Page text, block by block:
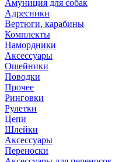
Амуниция для собак
Адресники
Вертюги, карабины
Комплекты
Намордники
Аксессуары
Ошейники
Поводки
Прочее
Ринговки
Рулетки
Цепи
Шлейки
Аксессуары
Переноски